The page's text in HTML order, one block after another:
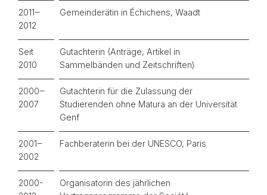
2011‒
2012
Gemeinderätin in Échichens, Waadt
Seit
2010
Gutachterin (Anträge, Artikel in
Sammelbänden und Zeitschriften)
2000‒
2007
Gutachterin für die Zulassung der
Studierenden ohne Matura an der Universität
Genf
2001‒
2002
Fachberaterin bei der UNESCO, Paris
2000-
Organisatorin des jährlichen